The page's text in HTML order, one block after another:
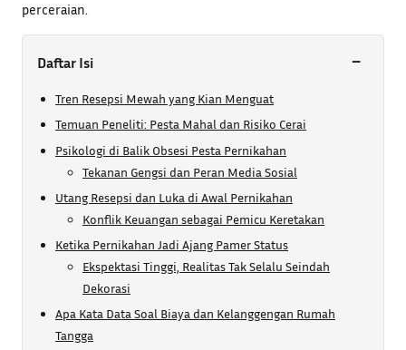
perceraian.
Daftar Isi −
Tren Resepsi Mewah yang Kian Menguat
Temuan Peneliti: Pesta Mahal dan Risiko Cerai
Psikologi di Balik Obsesi Pesta Pernikahan
Tekanan Gengsi dan Peran Media Sosial
Utang Resepsi dan Luka di Awal Pernikahan
Konflik Keuangan sebagai Pemicu Keretakan
Ketika Pernikahan Jadi Ajang Pamer Status
Ekspektasi Tinggi, Realitas Tak Selalu Seindah
Dekorasi
Apa Kata Data Soal Biaya dan Kelanggengan Rumah
Tangga